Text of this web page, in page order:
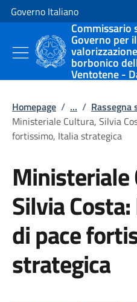
Vai al contenuto
Vai alla navigazione del sito
Governo Italiano
Governo per
borbonico
Ventotene -
Homepage / ... / Rassegna
Ministeriale Cultura, Silvia
fortissimo, Italia strategica
Ministeriale
Silvia
di pace
strategica